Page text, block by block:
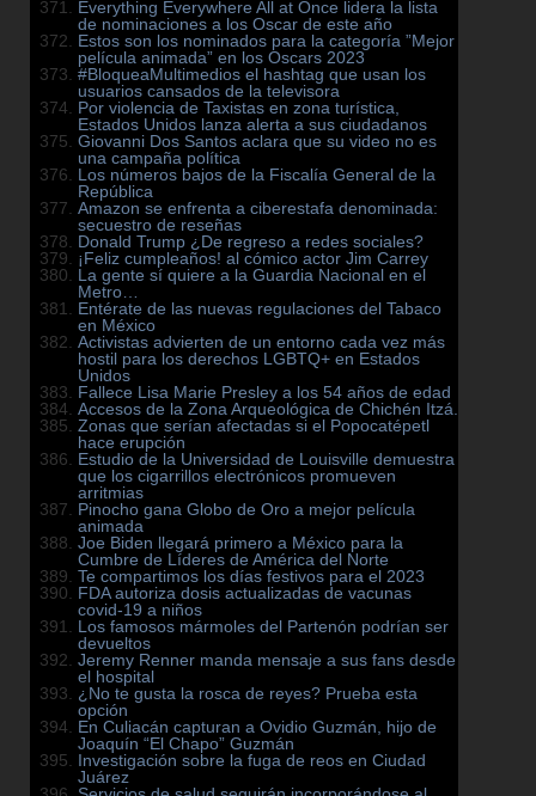
Everything Everywhere All at Once lidera la lista
de nominaciones a los Oscar de este año
Estos son los nominados para la categoría ”Mejor
película animada” en los Oscars 2023
#BloqueaMultimedios el hashtag que usan los
usuarios cansados de la televisora
Por violencia de Taxistas en zona turística,
Estados Unidos lanza alerta a sus ciudadanos
Giovanni Dos Santos aclara que su video no es
una campaña política
Los números bajos de la Fiscalía General de la
República
Amazon se enfrenta a ciberestafa denominada:
secuestro de reseñas
Donald Trump ¿De regreso a redes sociales?
¡Feliz cumpleaños! al cómico actor Jim Carrey
La gente sí quiere a la Guardia Nacional en el
Metro…
Entérate de las nuevas regulaciones del Tabaco
en México
Activistas advierten de un entorno cada vez más
hostil para los derechos LGBTQ+ en Estados
Unidos
Fallece Lisa Marie Presley a los 54 años de edad
Accesos de la Zona Arqueológica de Chichén Itzá.
Zonas que serían afectadas si el Popocatépetl
hace erupción
Estudio de la Universidad de Louisville demuestra
que los cigarrillos electrónicos promueven
arritmias
Pinocho gana Globo de Oro a mejor película
animada
Joe Biden llegará primero a México para la
Cumbre de Líderes de América del Norte
Te compartimos los días festivos para el 2023
FDA autoriza dosis actualizadas de vacunas
covid-19 a niños
Los famosos mármoles del Partenón podrían ser
devueltos
Jeremy Renner manda mensaje a sus fans desde
el hospital
¿No te gusta la rosca de reyes? Prueba esta
opción
En Culiacán capturan a Ovidio Guzmán, hijo de
Joaquín “El Chapo” Guzmán
Investigación sobre la fuga de reos en Ciudad
Juárez